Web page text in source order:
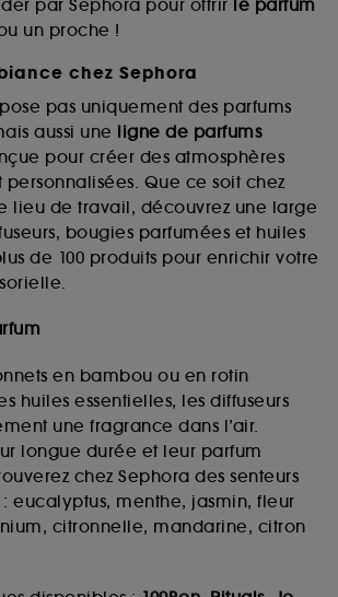
par Sephora pour offrir le parfum
un proche !
chez Sephora
pas uniquement des parfums
aussi une ligne de parfums
pour créer des atmosphères
Que ce soit chez
lieu de travail, découvrez une large
bougies parfumées et huiles
de 100 produits pour enrichir votre
en bambou ou en rotin
huiles essentielles, les diffuseurs
une fragrance dans l’air.
longue durée et leur parfum
chez Sephora des senteurs
eucalyptus, menthe, jasmin, fleur
citronnelle, mandarine, citron